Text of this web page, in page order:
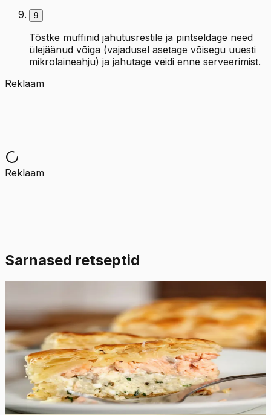
9
Tõstke muffinid jahutusrestile ja pintseldage need
ülejäänud võiga (vajadusel asetage võisegu uuesti
mikrolaineahju) ja jahutage veidi enne serveerimist.
Reklaam
Reklaam
Sarnased retseptid
Lõhepirukas
Nautige seda kodust ja mõnusat lõhepirukat, mida saate
valmistada nii värskest kui ka konservis või suitsutatud
lõhest.
65min
8tk